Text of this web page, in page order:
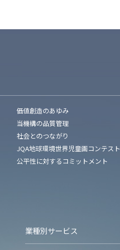
価値創造のあゆみ
当機構の品質管理
社会とのつながり
JQA地球環境世界児童画コンテスト
公平性に対するコミットメント
業種別サービス